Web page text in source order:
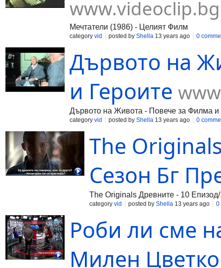
www.videoclip.bg
Мечтатели (1986) - Целият Филм
category vid posted by Shella 13 years ago 0
Дървото на
и Героите
Дървото на Живота - Повече за Филма и
category vid posted by Shella 13 years ago 0
The
Сезон Бг
The Originals Древните - 10
category vid posted by Shella 13 years ago 0
Роби ли сме
Милен